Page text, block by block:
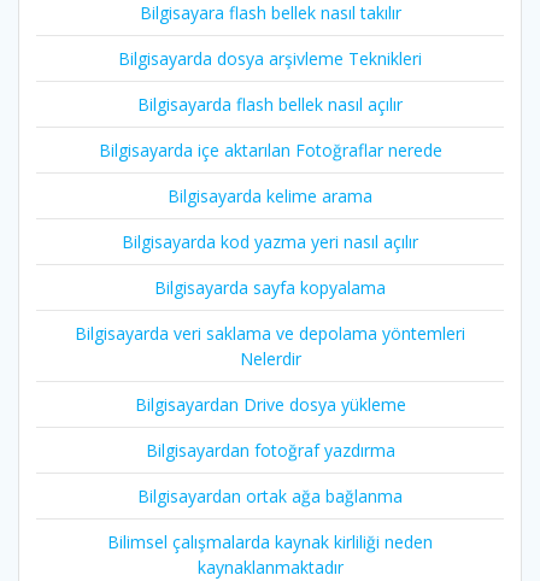
Bilgisayara flash bellek nasıl takılır
Bilgisayarda dosya arşivleme Teknikleri
Bilgisayarda flash bellek nasıl açılır
Bilgisayarda içe aktarılan Fotoğraflar nerede
Bilgisayarda kelime arama
Bilgisayarda kod yazma yeri nasıl açılır
Bilgisayarda sayfa kopyalama
Bilgisayarda veri saklama ve depolama yöntemleri
Nelerdir
Bilgisayardan Drive dosya yükleme
Bilgisayardan fotoğraf yazdırma
Bilgisayardan ortak ağa bağlanma
Bilimsel çalışmalarda kaynak kirliliği neden
kaynaklanmaktadır